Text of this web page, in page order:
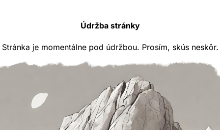
Údržba stránky
Stránka je momentálne pod údržbou. Prosím, skús neskôr.